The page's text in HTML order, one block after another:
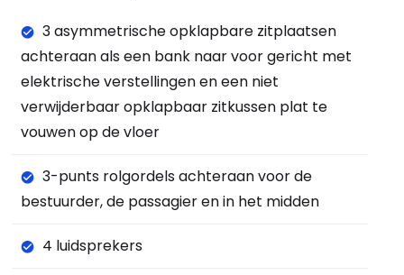
3 asymmetrische opklapbare zitplaatsen
achteraan als een bank naar voor gericht met
elektrische verstellingen en een niet
verwijderbaar opklapbaar zitkussen plat te
vouwen op de vloer
3-punts rolgordels achteraan voor de
bestuurder, de passagier en in het midden
4 luidsprekers